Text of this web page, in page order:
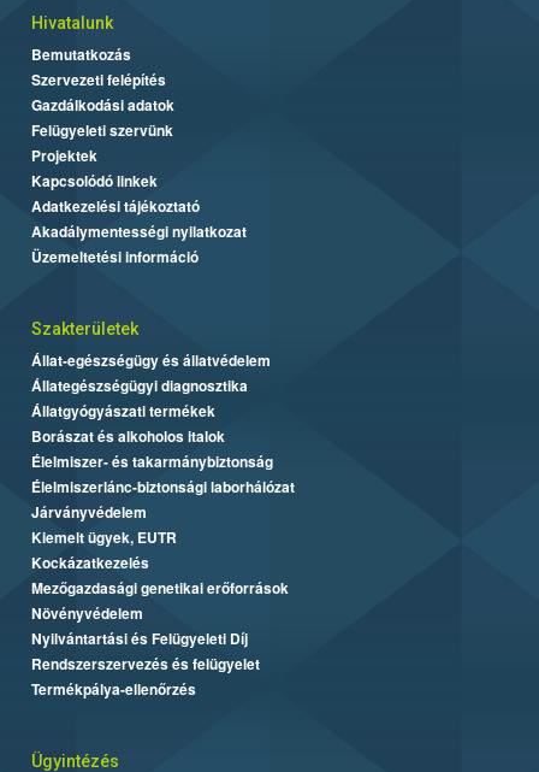
Hivatalunk
Bemutatkozás
Szervezeti felépítés
Gazdálkodási adatok
Felügyeleti szervünk
Projektek
Kapcsolódó linkek
Adatkezelési tájékoztató
Akadálymentességi nyilatkozat
Üzemeltetési információ
Szakterületek
Állat-egészségügy és állatvédelem
Állategészségügyi diagnosztika
Állatgyógyászati termékek
Borászat és alkoholos italok
Élelmiszer- és takarmánybiztonság
Élelmiszerlánc-biztonsági laborhálózat
Járványvédelem
Kiemelt ügyek, EUTR
Kockázatkezelés
Mezőgazdasági genetikai erőforrások
Növényvédelem
Nyilvántartási és Felügyeleti Díj
Rendszerszervezés és felügyelet
Termékpálya-ellenőrzés
Ügyintézés